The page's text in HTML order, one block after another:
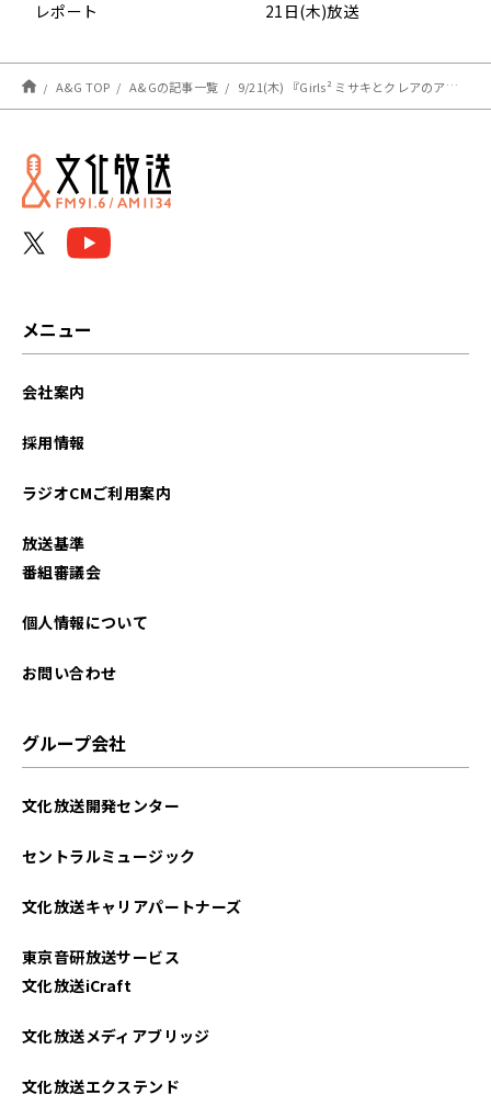
レポート
21日(木)放送
A&G TOP A&Gの記事一覧 9/21(木) 『Girls² ミサキとクレアのアニファン！』#26
メニュー
会社案内
採用情報
ラジオCMご利用案内
放送基準
番組審議会
個人情報について
お問い合わせ
グループ会社
文化放送開発センター
セントラルミュージック
文化放送キャリアパートナーズ
東京音研放送サービス
文化放送iCraft
文化放送メディアブリッジ
文化放送エクステンド